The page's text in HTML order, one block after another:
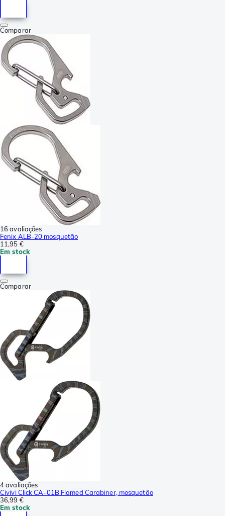
Comparar
16 avaliações
Fenix ALB-20 mosquetão
11,95 €
Em stock
Comparar
4 avaliações
Civivi Click CA-01B Flamed Carabiner, mosquetão
36,99 €
Em stock